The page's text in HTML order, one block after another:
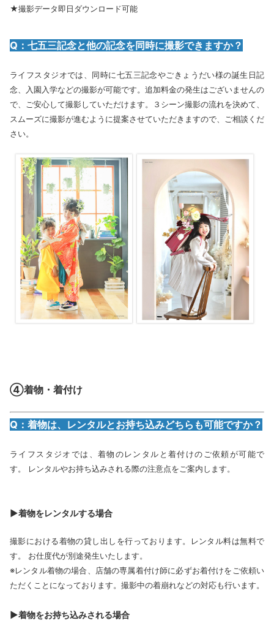
★撮影データ即日ダウンロード可能
Q：七五三記念と他の記念を同時に撮影できますか？
ライフスタジオでは、同時に七五三記念やごきょうだい様の誕生日記
念、入園入学などの撮影が可能です。追加料金の発生はございませんの
で、ご安心して撮影していただけます。３シーン撮影の流れを決めて、
スムーズに撮影が進むように提案させていただきますので、ご相談くだ
さい。
④着物・着付け
Q：着物は、レンタルとお持ち込みどちらも可能ですか？
ライフスタジオでは、着物のレンタルと着付けのご依頼が可能で
す。 レンタルやお持ち込みされる際の注意点をご案内します。
▶着物をレンタルする場合
撮影における着物の貸し出しを行っております。レンタル料は無料で
す。 お仕度代が別途発生いたします。
※レンタル着物の場合、店舗の専属着付け師に必ずお着付けをご依頼い
ただくことになっております。撮影中の着崩れなどの対応も行います。
▶着物をお持ち込みされる場合